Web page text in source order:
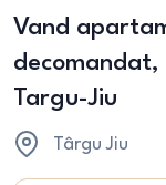
Vand
decomandat,
Targu-Jiu
Târgu Jiu